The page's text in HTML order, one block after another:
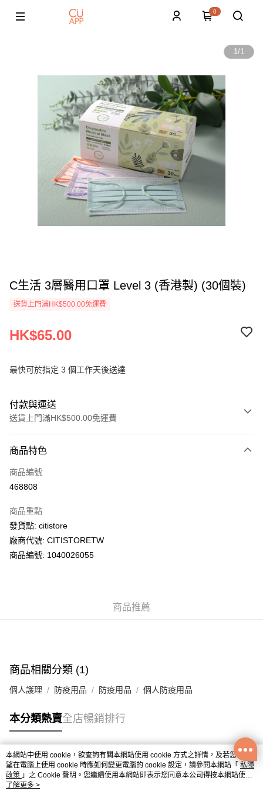
0
1/1
C生活 3層醫用口罩 Level 3 (香港製) (30個裝)
送貨上門滿HK$500.00免運費
HK$65.00
最快可於指定 3 個工作天後送達
付款與運送
送貨上門滿HK$500.00免運費
信用卡
AlipayHK
WeChat Pay
送貨方式
每筆HK$50.00，滿HK$200.00或以上免運費
UNY 門市自取
商品特色
商品編號
468808
商品重點
發貨點: citistore
廠商代號: CITISTORETW
商品編號: 1040026055
商品推薦
商品相關分類 (1)
個人護理 防疫用品 防疫用品 個人防疫用品
本分類熱賣全店暢銷排行
熱門標籤
熱銷排行
本網站中使用 cookie，欲查詢有關本網站使用 cookie 方式之詳情，及若您不希
望在電腦上使用 cookie 時應如何變更電腦的 cookie 設定，請參閱本網站「 私隱
政策 」之 Cookie 聲明。您繼續使用本網站即表示您同意本公司得按本網站使用
條款之 Cookie 聲明使用 cookie。
了解更多 >